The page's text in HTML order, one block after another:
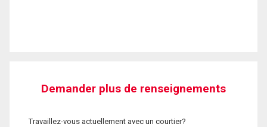
Demander plus de renseignements
Travaillez-vous actuellement avec un courtier?